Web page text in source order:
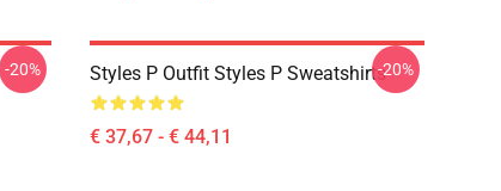
-20% Styles P Outfit Styles P Sweatshirts
€ 37,67 - € 44,11
-20%